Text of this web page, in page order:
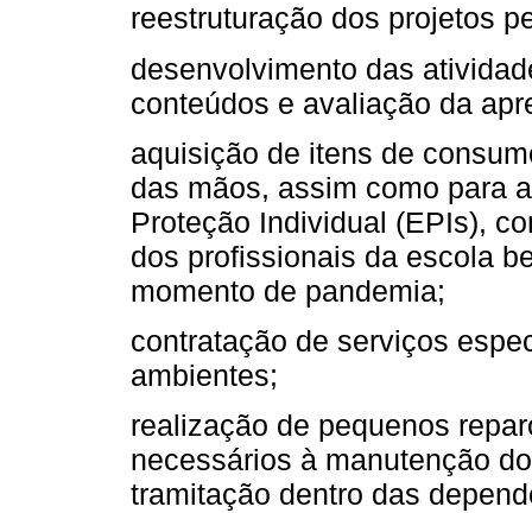
reestruturação dos projetos
desenvolvimento das
conteúdos e avaliação da
aquisição de itens de
das mãos, assim como para
Proteção Individual (EPIs),
dos profissionais da escola
momento de pandemia;
contratação de serviços
ambientes;
realização de pequenos
necessários à manutenção
tramitação dentro das